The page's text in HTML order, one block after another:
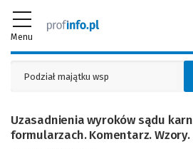
Menu
Uzasadnienia wyroków sądu
formularzach. Komentarz.